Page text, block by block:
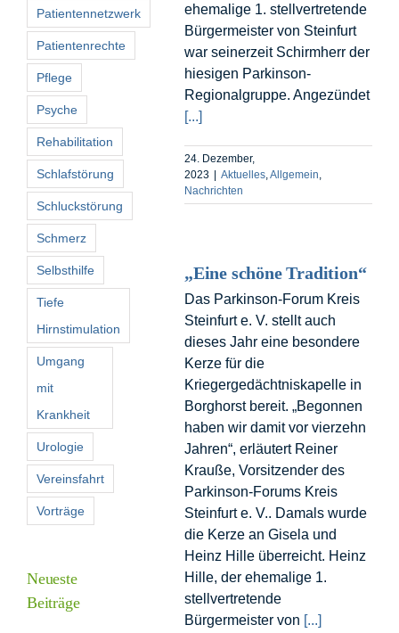
ehemalige 1. stellvertretende
Bürgermeister von Steinfurt
war seinerzeit Schirmherr der
hiesigen Parkinson-
Regionalgruppe. Angezündet
[...]
24. Dezember,
2023 | Aktuelles Allgemein
Nachrichten
„Eine schöne Tradition“
Das Parkinson-Forum Kreis
Steinfurt e. V. stellt auch
dieses Jahr eine besondere
Kerze für die
Kriegergedächtniskapelle in
Borghorst bereit. „Begonnen
haben wir damit vor vierzehn
Jahren“, erläutert Reiner
Krauße, Vorsitzender des
Parkinson-Forums Kreis
Steinfurt e. V.. Damals wurde
die Kerze an Gisela und
Heinz Hille überreicht. Heinz
Hille, der ehemalige 1.
stellvertretende
Bürgermeister von [...]
Patientennetzwerk
Patientenrechte
Pflege
Psyche
Rehabilitation
Schlafstörung
Schluckstörung
Schmerz
Selbsthilfe
Tiefe
Hirnstimulation
Umgang
mit
Krankheit
Urologie
Vereinsfahrt
Vorträge
Neueste
Beiträge